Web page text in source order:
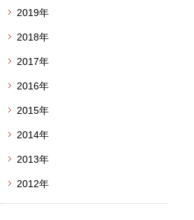
2019年
2018年
2017年
2016年
2015年
2014年
2013年
2012年